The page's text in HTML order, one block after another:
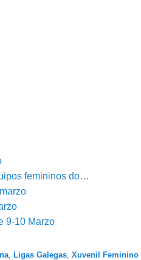
femininos do…
9-10 Marzo
Ligas Galegas Xuvenil Feminino